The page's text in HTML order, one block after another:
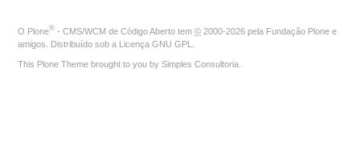
O Plone® - CMS/WCM de Código Aberto tem © 2000-2026 pela Fundação Plone e
amigos. Distribuído sob a Licença GNU GPL
This Plone Theme brought to you by Simples Consultoria